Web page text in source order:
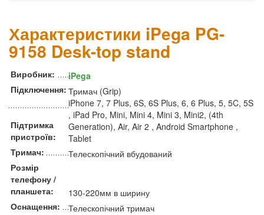
Характеристики iPega PG-
9158 Desk-top stand
Виробник:
iPega
Підключення: Тримач (Grip)
Підтримка
пристроїв:
iPhone 7, 7 Plus, 6S, 6S Plus, 6, 6 Plus, 5, 5C, 5S
, iPad Pro, Mini, Mini 4, Mini 3, Mini2, (4th
Generation), Air, Air 2 , Android Smartphone ,
Tablet
Тримач:
Телескопічний вбудований
Розмір
телефону /
планшета:
130-220мм в ширину
Оснащення:
Телескопічний тримач